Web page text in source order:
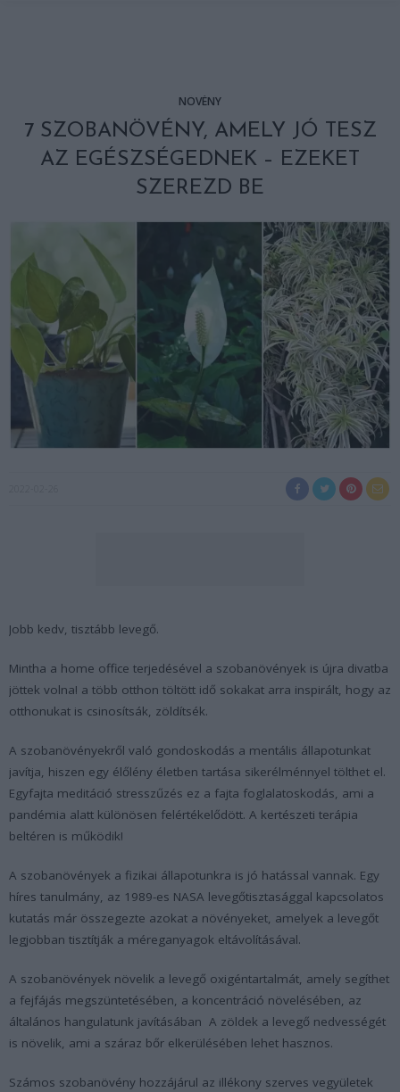
NÖVÉNY
7 SZOBANÖVÉNY, AMELY JÓ TESZ
AZ EGÉSZSÉGEDNEK – EZEKET
SZEREZD BE
Jobb kedv, tisztább levegő.
Mintha a home office terjedésével a szobanövények is újra divatba
jöttek volna! a több otthon töltött idő sokakat arra inspirált, hogy az
otthonukat is csinosítsák, zöldítsék.
A szobanövényekről való gondoskodás a mentális állapotunkat
javítja, hiszen egy élőlény életben tartása sikerélménnyel tölthet el.
Egyfajta meditáció stresszűzés ez a fajta foglalatoskodás, ami a
pandémia alatt különösen felértékelődött. A kertészeti terápia
beltéren is működik!
A szobanövények a fizikai állapotunkra is jó hatással vannak. Egy
híres tanulmány, az 1989-es NASA levegőtisztasággal kapcsolatos
kutatás már összegezte azokat a növényeket, amelyek a levegőt
legjobban tisztítják a méreganyagok eltávolításával.
A szobanövények növelik a levegő oxigéntartalmát, amely segíthet
a fejfájás megszüntetésében, a koncentráció növelésében, az
általános hangulatunk javításában A zöldek a levegő nedvességét
is növelik, ami a száraz bőr elkerülésében lehet hasznos.
Számos szobanövény hozzájárul az illékony szerves vegyületek